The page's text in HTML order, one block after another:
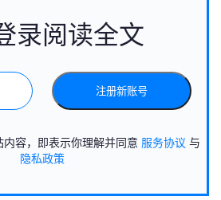
录阅读全文
注册新账号
容，即表示你理解并同意 服务协议 与
隐私政策